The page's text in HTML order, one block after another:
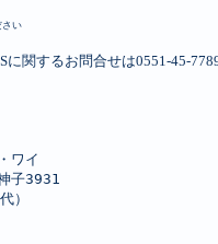
さい
に関するお問合せは0551-45-
ワイ
子3931
）